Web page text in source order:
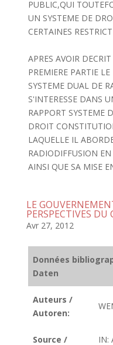
PUBLIC,QUI
UN SYSTEME DE
CERTAINES
APRES AVOIR
PREMIERE PARTIE
SYSTEME DUAL DE
S'INTERESSE DANS
RAPPORT SYSTEME
DROIT
LAQUELLE IL
RADIODIFFUSION
AINSI QUE SA MISE
LE
PERSPECTIVES
Avr 27, 2012
Données
Daten
Auteurs /
Autoren:
Source /
IN: